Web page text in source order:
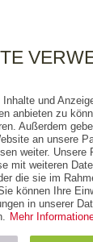
AARON
Sei der
deines
33
und
anbieten zu
Außerdem
an unsere
weiter. Unsere
mit weiteren
die sie im
können Ihre
in unserer
Mehr